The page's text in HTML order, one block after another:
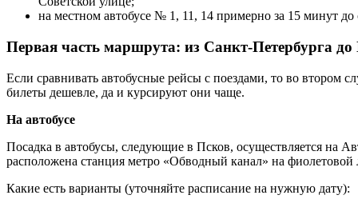
на местном автобусе № 1, 11, 14 примерно за 15 минут
Первая часть маршрута: из Санкт-Петербурга до
Если сравнивать автобусные рейсы с поездами, то во втором
билеты дешевле, да и курсируют они чаще.
На автобусе
Посадка в автобусы, следующие в Псков, осуществляется на
расположена станция метро «Обводный канал» на
Какие есть варианты (уточняйте расписание на нужную дату):